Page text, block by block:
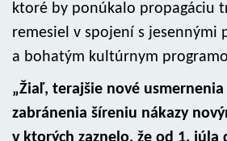
ktoré by ponúkalo propagáciu
remesiel v spojení s jesennými
a bohatým kultúrnym
„Žiaľ, terajšie nové
zabránenia šíreniu nákazy
v ktorých zaznelo, že od 1. júla